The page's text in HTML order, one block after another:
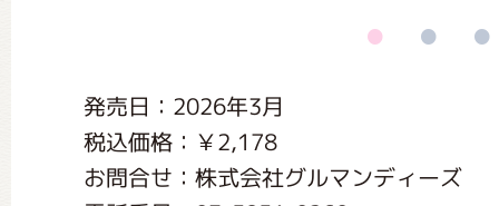
発売日：2026年3月
税込価格：￥2,178
お問合せ：株式会社グルマンディーズ
くまのがっこう 家庭科部